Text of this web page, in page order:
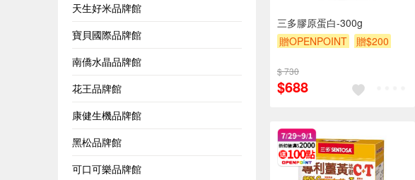
天生好米品牌館
寶貝國際品牌館
南僑水晶品牌館
花王品牌館
康健生機品牌館
黑松品牌館
可口可樂品牌館
三多膠原蛋白-300g
贈OPENPOINT
贈$200
$ 730
$688